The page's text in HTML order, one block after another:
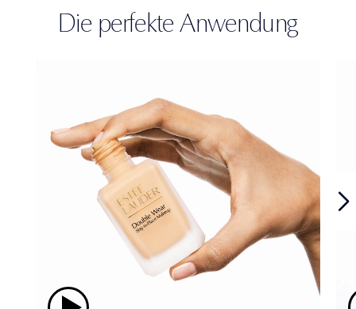
Die perfekte Anwendung